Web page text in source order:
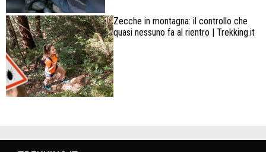
Zecche in montagna: il controllo che
quasi nessuno fa al rientro | Trekking.it